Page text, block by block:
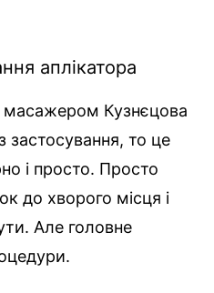
аплікатора
Кузнєцова
застосування, то це
і просто. Просто
до хворого місця і
Але головне